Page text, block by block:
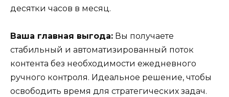
десятки часов в месяц.
Ваша главная выгода: Вы получаете
стабильный и автоматизированный поток
контента без необходимости ежедневного
ручного контроля. Идеальное решение, чтобы
освободить время для стратегических задач.